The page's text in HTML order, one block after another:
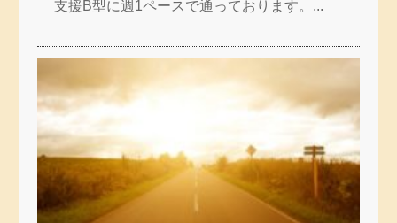
支援B型に週1ペースで通っております。...